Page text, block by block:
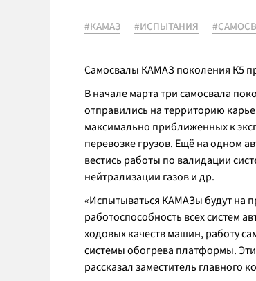
#КАМАЗ #ИСПЫТАНИЯ
Самосвалы КАМАЗ поколения К5
В начале марта три самосвала
отправились на территорию
максимально приближенных к
перевозке грузов. Ещё на одном
вестись работы по валидации
нейтрализации газов и др.
«Испытываться КАМАЗы будут на
работоспособность всех систем
ходовых качеств машин, работу
системы обогрева платформы.
рассказал заместитель